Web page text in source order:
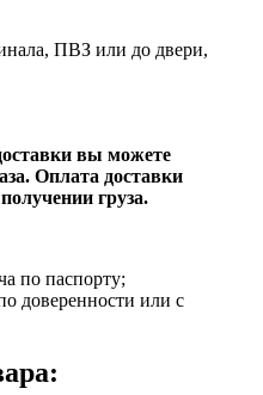
ПВЗ или до двери,
вы можете
Оплата доставки
груза.
по паспорту;
доверенности или с